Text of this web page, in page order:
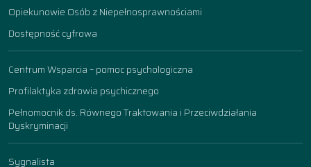
Opiekunowie Osób z Niepełnosprawnościami
Dostępność cyfrowa
Centrum Wsparcia – pomoc psychologiczna
Profilaktyka zdrowia psychicznego
Pełnomocnik ds. Równego Traktowania i Przeciwdziałania
Dyskryminacji
Sygnalista